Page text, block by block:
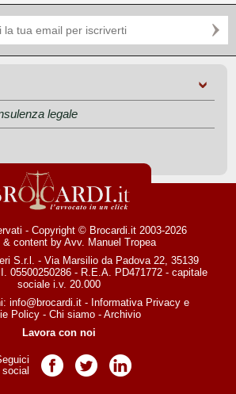
legale
- Copyright © Brocardi.it 2003-2026
& content by Avv. Manuel Tropea
S.r.l. - Via Marsilio da Padova 22, 35139
05500250286 - R.E.A. PD471772 - capitale
sociale i.v. 20.000
info@brocardi.it- Informativa Privacye
Policy - Chi siamo - Archivio
Lavora con noi
Pagina Facebook
Pagina TwitterPagina LinkedIn